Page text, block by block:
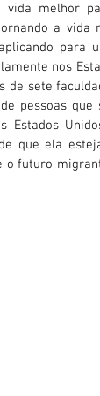
vida melhor
a vida
para
nos
de sete
pessoas
que ela
futuro